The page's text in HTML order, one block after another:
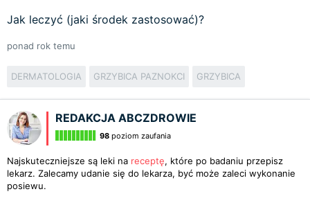
Jak leczyć (jaki środek zastosować)?
ponad rok temu
DERMATOLOGIA GRZYBICA PAZNOKCI GRZYBICA
REDAKCJA ABCZDROWIE
98 poziom zaufania
Najskuteczniejsze są leki na receptę, które po badaniu przepisz
lekarz. Zalecamy udanie się do lekarza, być może zaleci wykonanie
posiewu.